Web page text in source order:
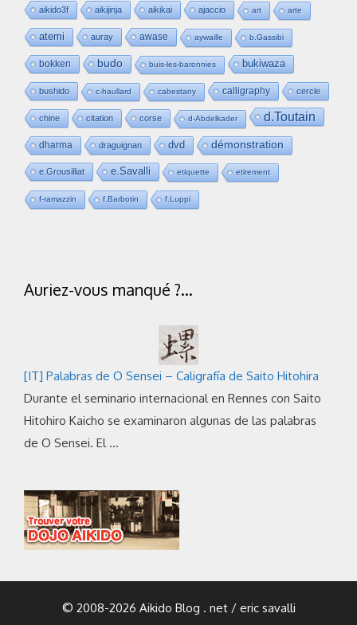
aikido3f aikijinja aikikai ajaccio art arte
atemi auray awase aywaille b.Gassibi
bokken budo buis-les-baronnies bukiwaza
bushido c-haullard cabestany calligraphy cercle
chine citation corse d-Abdelkader d.Toutain
dharma draguignan dvd démonstration
e.Grousilliat e.Savalli etiquette etirement
f-ramazzin f.Barbotin f.Luppi
Auriez-vous manqué ?…
[IT] Palabras de O Sensei – Caligrafía de Saito Hitohira
Durante el seminario internacional en Rennes con Saito
Hitohiro Kaicho se examinaron algunas de las palabras
de O Sensei. El …
© 2008-2026 Aikido Blog . net / eric savalli